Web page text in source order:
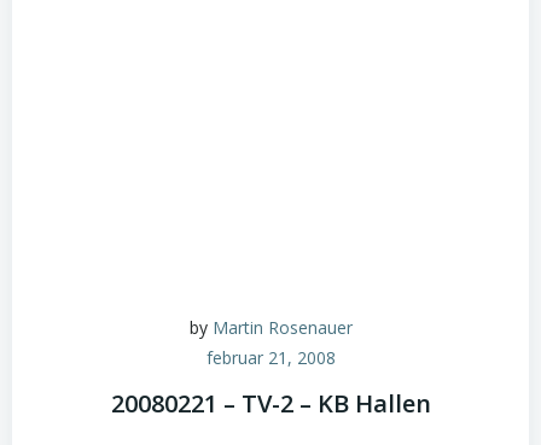
by Martin Rosenauer
februar 21, 2008
20080221 – TV-2 – KB Hallen